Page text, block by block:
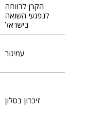
הקרן לרווחה
לנפגעי השואה
בישראל
עמיגור
זיכרון בסלון